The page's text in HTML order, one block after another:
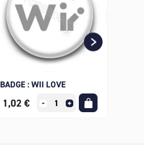
BADGE : WII LOVE
1,02 €